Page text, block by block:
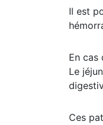
Il est
En cas
Le
Ces